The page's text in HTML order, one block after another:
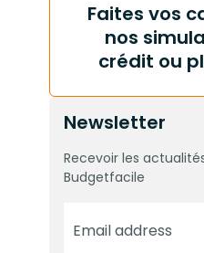
Faites vos
nos
crédit ou
Newsletter
Recevoir les
Budgetfacile